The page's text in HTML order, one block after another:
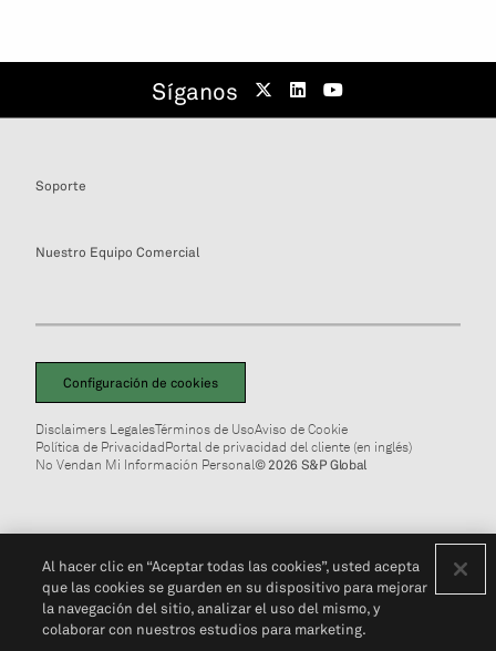
Síganos
Soporte
Nuestro Equipo Comercial
Configuración de cookies
Disclaimers LegalesTérminos de UsoAviso de Cookie
Política de PrivacidadPortal de privacidad del cliente (en inglés)
No Vendan Mi Información Personal© 2026 S&P Global
Al hacer clic en “Aceptar todas las cookies”, usted acepta
que las cookies se guarden en su dispositivo para mejorar
la navegación del sitio, analizar el uso del mismo, y
colaborar con nuestros estudios para marketing.